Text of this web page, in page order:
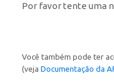
Por favor tente uma
Você também pode ter
(veja Documentação da